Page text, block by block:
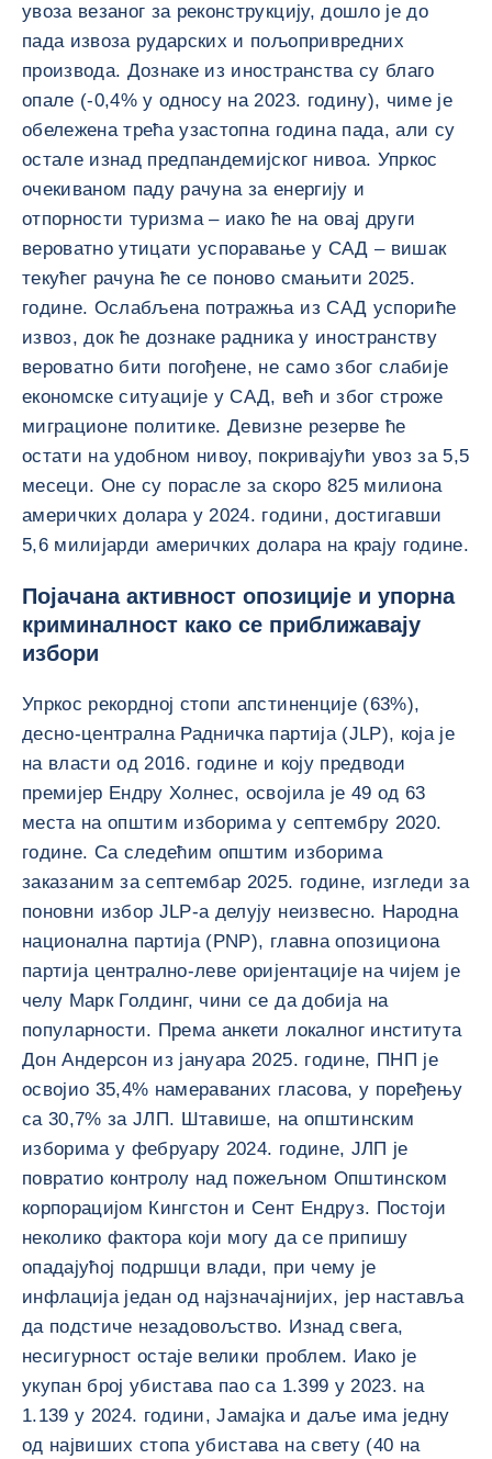
увоза везаног за реконструкцију, дошло је до
пада извоза рударских и пољопривредних
производа. Дознаке из иностранства су благо
опале (-0,4% у односу на 2023. годину), чиме је
обележена трећа узастопна година пада, али су
остале изнад предпандемијског нивоа. Упркос
очекиваном паду рачуна за енергију и
отпорности туризма – иако ће на овај други
вероватно утицати успоравање у САД – вишак
текућег рачуна ће се поново смањити 2025.
године. Ослабљена потражња из САД успориће
извоз, док ће дознаке радника у иностранству
вероватно бити погођене, не само због слабије
економске ситуације у САД, већ и због строже
миграционе политике. Девизне резерве ће
остати на удобном нивоу, покривајући увоз за 5,5
месеци. Оне су порасле за скоро 825 милиона
америчких долара у 2024. години, достигавши
5,6 милијарди америчких долара на крају године.
Појачана активност опозиције и упорна
криминалност како се приближавају
избори
Упркос рекордној стопи апстиненције (63%),
десно-централна Радничка партија (JLP), која је
на власти од 2016. године и коју предводи
премијер Ендру Холнес, освојила је 49 од 63
места на општим изборима у септембру 2020.
године. Са следећим општим изборима
заказаним за септембар 2025. године, изгледи за
поновни избор JLP-а делују неизвесно. Народна
национална партија (PNP), главна опозициона
партија централно-леве оријентације на чијем је
челу Марк Голдинг, чини се да добија на
популарности. Према анкети локалног института
Дон Андерсон из јануара 2025. године, ПНП је
освојио 35,4% намераваних гласова, у поређењу
са 30,7% за ЈЛП. Штавише, на општинским
изборима у фебруару 2024. године, ЈЛП је
повратио контролу над пожељном Општинском
корпорацијом Кингстон и Сент Ендруз. Постоји
неколико фактора који могу да се припишу
опадајућој подршци влади, при чему је
инфлација један од најзначајнијих, јер наставља
да подстиче незадовољство. Изнад свега,
несигурност остаје велики проблем. Иако је
укупан број убистава пао са 1.399 у 2023. на
1.139 у 2024. години, Јамајка и даље има једну
од највиших стопа убистава на свету (40 на